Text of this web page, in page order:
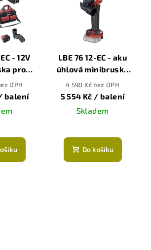
- 12V
pro
+
DPH
balení
LBE 76 12-EC - aku
úhlová minibruska
12V pro kotouče
76mm
4 590 Kč bez DPH
5 554 Kč / balení
Skladem
Do košíku